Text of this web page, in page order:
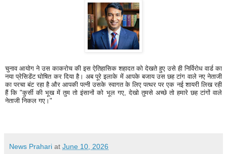
चुनाव आयोग ने उस काकरोच की इस ऐतिहासिक शहादत को देखते हुए उसे ही निर्विरोध वार्ड का
नया प्रेसिडेंट घोषित कर दिया है। अब पूरे इलाके में आपके बजाय उस छह टांग वाले नए नेताजी
का परचा बंट रहा है और आपकी पत्नी उसके स्वागत के लिए पत्थर पर एक नई शायरी लिख रही
हैं कि "कुर्सी की भूख में तुम तो इंसानों को भूल गए, देखो तुमसे अच्छे तो हमारे छह टांगों वाले
नेताजी निकल गए।"
News Prahari at June 10, 2026